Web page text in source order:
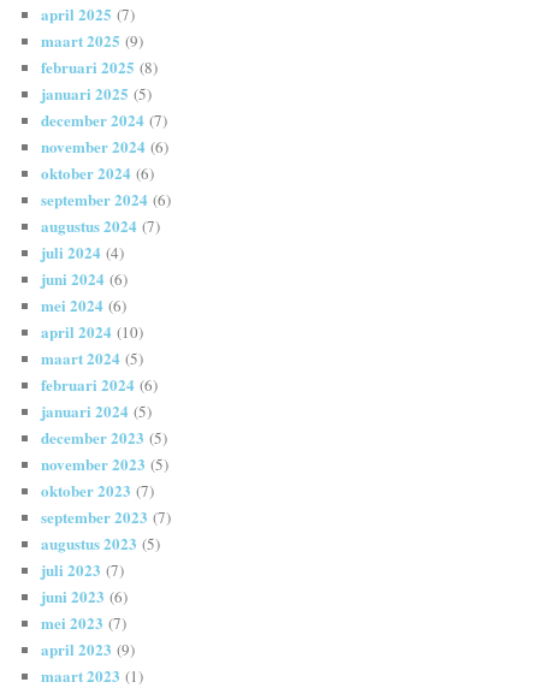
april 2025 (7)
maart 2025 (9)
februari 2025 (8)
januari 2025 (5)
december 2024 (7)
november 2024 (6)
oktober 2024 (6)
september 2024 (6)
augustus 2024 (7)
juli 2024 (4)
juni 2024 (6)
mei 2024 (6)
april 2024 (10)
maart 2024 (5)
februari 2024 (6)
januari 2024 (5)
december 2023 (5)
november 2023 (5)
oktober 2023 (7)
september 2023 (7)
augustus 2023 (5)
juli 2023 (7)
juni 2023 (6)
mei 2023 (7)
april 2023 (9)
maart 2023 (1)